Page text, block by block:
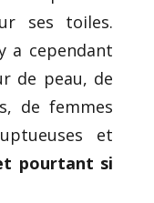
ses toiles.
a cependant
de peau, de
de femmes
et
pourtant si